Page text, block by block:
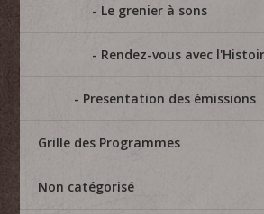
Le grenier à sons
Rendez-vous avec
Presentation des émissions
Grille des Programmes
Non catégorisé